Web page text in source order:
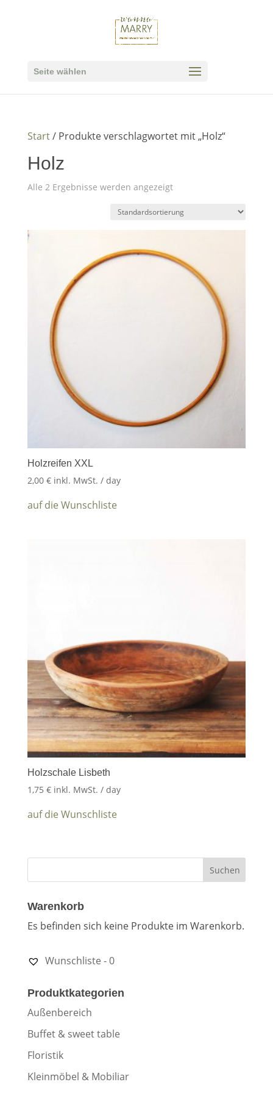
Seite wählen
Start/ Produkte verschlagwortet mit „Holz“
Holz
Alle 2 Ergebnisse werden angezeigt
Holzreifen XXL
2,00 € inkl. MwSt. / day
auf die Wunschliste
Holzschale Lisbeth
1,75 € inkl. MwSt. / day
auf die Wunschliste
Warenkorb
Es befinden sich keine Produkte im Warenkorb.
Wunschliste -0
Produktkategorien
Außenbereich
Buffet & sweet table
Floristik
Kleinmöbel & Mobiliar